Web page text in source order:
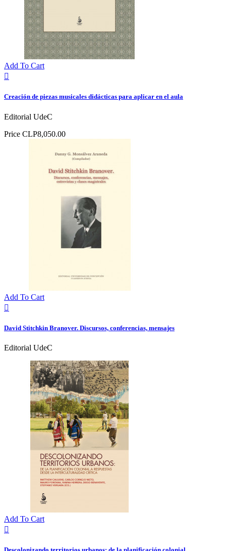
Add To Cart

Creación de piezas musicales didácticas para aplicar en el aula
Editorial UdeC
Price CLP8,050.00
Add To Cart

David Stitchkin Branover. Discursos, conferencias, mensajes
Editorial UdeC
Add To Cart
